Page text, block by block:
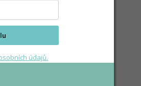
údajů.